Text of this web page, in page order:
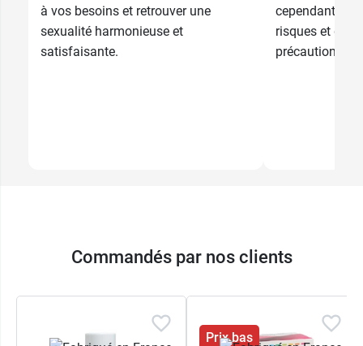
à vos besoins et retrouver une
sexualité harmonieuse et
satisfaisante.
cependant
risques et
précautions
Commandés par nos clients
Prix bas